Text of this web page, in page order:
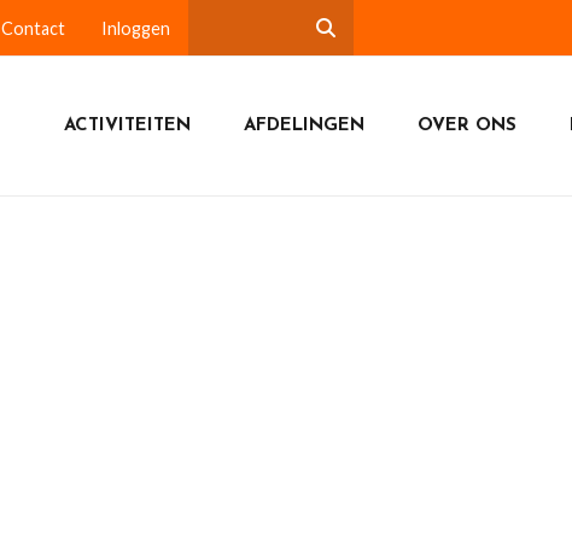
Contact Inloggen
ACTIVITEITEN AFDELINGEN OVER ONS